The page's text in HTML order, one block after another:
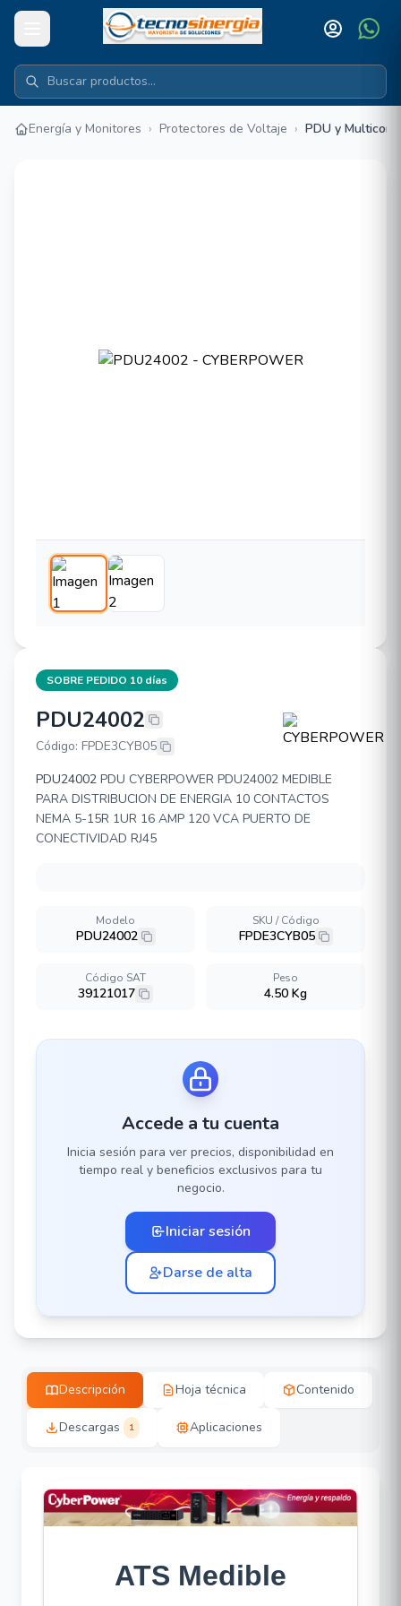
Energía y Monitores › Protectores de Voltaje › PDU y
SOBRE PEDIDO 10 días
CYBERPOWER PDU24002
PDU24002
Código: FPDE3CYB05
PDU24002 PDU CYBERPOWER PDU24002 MEDIBLE
PARA DISTRIBUCION DE ENERGIA 10 CONTACTOS
NEMA 5-15R 1UR 16 AMP 120 VCA PUERTO DE
CONECTIVIDAD RJ45
Modelo
PDU24002
SKU / Código
FPDE3CYB05
Código SAT
39121017
Peso
4.50 Kg
Accede a tu cuenta
Inicia sesión para ver precios, disponibilidad en
tiempo real y beneficios exclusivos para tu
negocio.
Iniciar sesión
Darse de alta
Descripción Hoja técnica Contenido
Descargas 1 Aplicaciones
ATS Medible